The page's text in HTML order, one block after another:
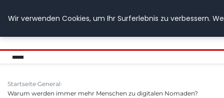
GETOESE IN MOESE
Startseite General
Warum werden immer mehr Menschen zu digitalen Nomaden?
Wir verwenden Cookies, um Ihr Surferlebnis zu verbessern.